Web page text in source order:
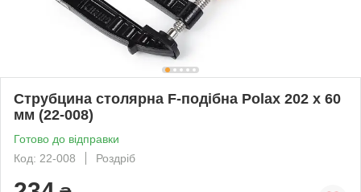
Струбцина столярна F-подібна Polax 202 х 60
мм (22-008)
Готово до відправки
Код: 22-008
Роздріб